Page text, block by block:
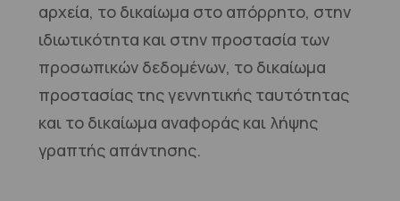
αρχεία, το δικαίωμα στο απόρρητο, στην
ιδιωτικότητα και στην προστασία των
προσωπικών δεδομένων, το δικαίωμα
προστασίας της γεννητικής ταυτότητας
και το δικαίωμα αναφοράς και λήψης
γραπτής απάντησης.